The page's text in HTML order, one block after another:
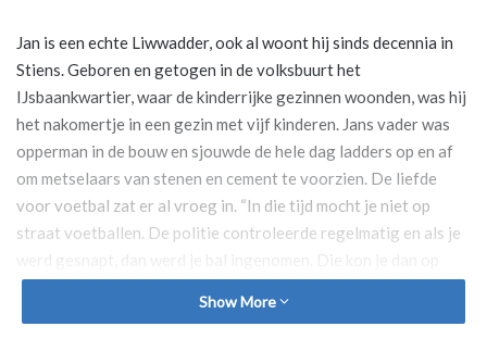
Jan is een echte Liwwadder, ook al woont hij sinds decennia in
Stiens. Geboren en getogen in de volksbuurt het
IJsbaankwartier, waar de kinderrijke gezinnen woonden, was hij
het nakomertje in een gezin met vijf kinderen. Jans vader was
opperman in de bouw en sjouwde de hele dag ladders op en af
om metselaars van stenen en cement te voorzien. De liefde
voor voetbal zat er al vroeg in. “In die tijd mocht je niet op
straat voetballen. De politie controleerde regelmatig en als je
werd gesnapt, dan werd je bal ingenomen. Die kon je dan op
woensdagmiddag weer ophalen, nadat je strafregels had
Show More